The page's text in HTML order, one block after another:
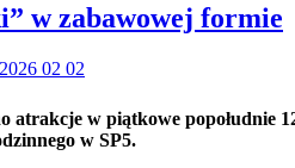
w zabawowej formie
atrakcje w piątkowe popołudnie
w SP5.